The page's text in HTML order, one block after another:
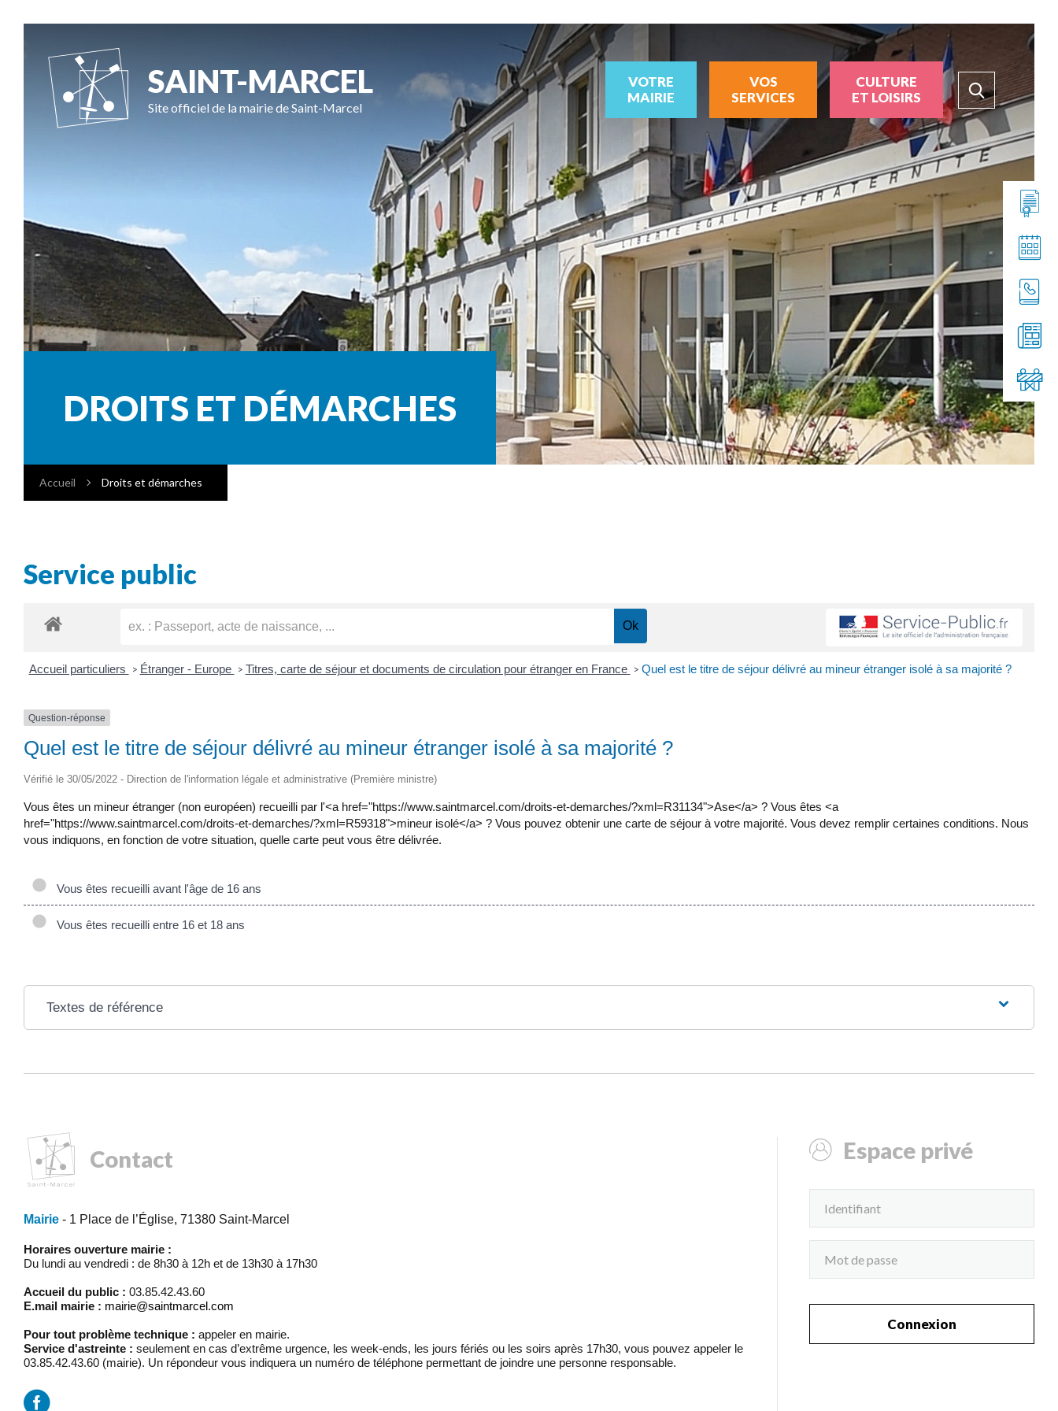
SAINT-MARCEL
Site officiel de la mairie de Saint-Marcel
VOTRE
MAIRIE
VOS
SERVICES
CULTURE
ET LOISIRS
DROITS ET DÉMARCHES
Accueil Droits et démarches
Service public
Accueil particuliers > Étranger - Europe > Titres, carte de séjour et documents de circulation pour étranger en France > Quel est le titre de séjour délivré au mineur étranger isolé à sa majorité ?
Question-réponse
Quel est le titre de séjour délivré au mineur étranger isolé à sa majorité ?
Vérifié le 30/05/2022 - Direction de l'information légale et administrative (Première ministre)
Vous êtes un mineur étranger (non européen) recueilli par l'<a href="https://www.saintmarcel.com/droits-et-demarches/?xml=R31134">Ase</a> ? Vous êtes <a
href="https://www.saintmarcel.com/droits-et-demarches/?xml=R59318">mineur isolé</a> ? Vous pouvez obtenir une carte de séjour à votre majorité. Vous devez remplir certaines conditions. Nous
vous indiquons, en fonction de votre situation, quelle carte peut vous être délivrée.
Vous êtes recueilli avant l'âge de 16 ans
Vous êtes recueilli entre 16 et 18 ans
Textes de référence
Contact
Mairie - 1 Place de l’Église, 71380 Saint-Marcel
Horaires ouverture mairie :
Du lundi au vendredi : de 8h30 à 12h et de 13h30 à 17h30
Accueil du public : 03.85.42.43.60
E.mail mairie : mairie@saintmarcel.com
Pour tout problème technique : appeler en mairie.
Service d'astreinte : seulement en cas d’extrême urgence, les week-ends, les jours fériés ou les soirs après 17h30, vous pouvez appeler le
03.85.42.43.60 (mairie). Un répondeur vous indiquera un numéro de téléphone permettant de joindre une personne responsable.
Espace privé
Connexion